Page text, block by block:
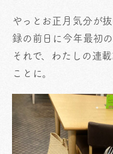
やっとお正月気分が
録の前日に今年最初
それで、わたしの連
ことに。